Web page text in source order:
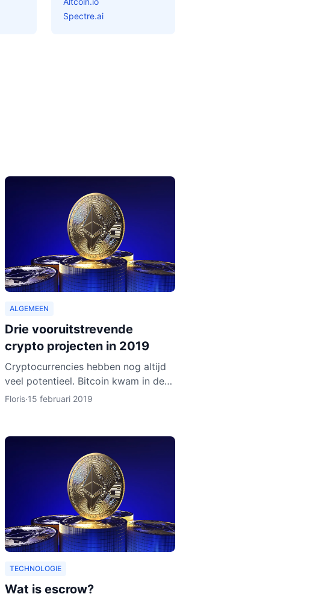
Spectre.ai
ALGEMEEN
Drie vooruitstrevende
crypto projecten in 2019
Cryptocurrencies hebben nog altijd
veel potentieel. Bitcoin kwam in de
afgelopen jaren op een hoogtepunt
Floris·15 februari 2019
TECHNOLOGIE
Wat is escrow?